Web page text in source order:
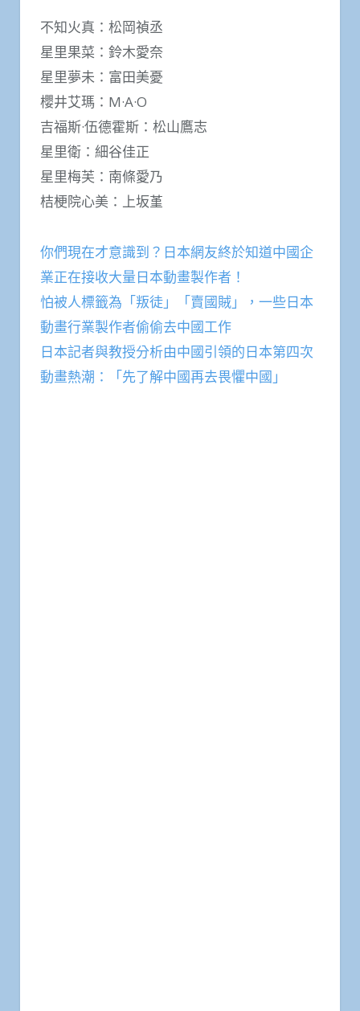
不知火真：松岡禎丞
星里果菜：鈴木愛奈
星里夢未：富田美憂
櫻井艾瑪：M·A·O
吉福斯·伍德霍斯：松山鷹志
星里衛：細谷佳正
星里梅芙：南條愛乃
桔梗院心美：上坂堇
你們現在才意識到？日本網友終於知道中國企
業正在接收大量日本動畫製作者！
怕被人標籤為「叛徒」「賣國賊」，一些日本
動畫行業製作者偷偷去中國工作
日本記者與教授分析由中國引領的日本第四次
動畫熱潮：「先了解中國再去畏懼中國」